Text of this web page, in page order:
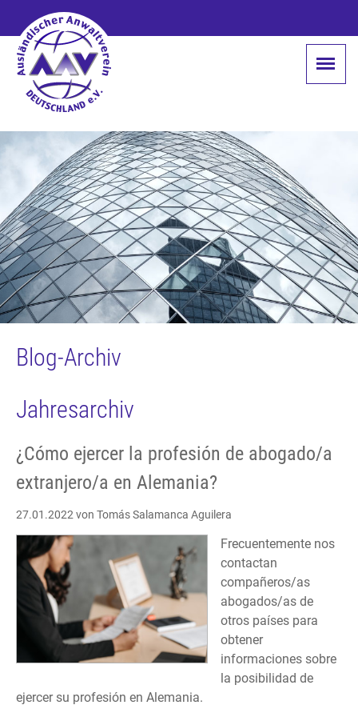
Blog-Archiv
Jahresarchiv
¿Cómo ejercer la profesión de abogado/a
extranjero/a en Alemania?
27.01.2022 von Tomás Salamanca Aguilera
Frecuentemente nos
contactan
compañeros/as
abogados/as de
otros países para
obtener
informaciones sobre
la posibilidad de
ejercer su profesión en Alemania.